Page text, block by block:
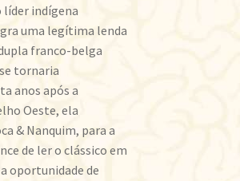
indígena
uma legítima lenda
franco-belga
tornaria
anos após a
Oeste, ela
& Nanquim, para a
de ler o clássico em
oportunidade de